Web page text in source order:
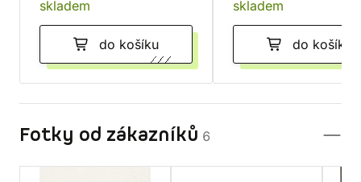
skladem
do košíku
skladem
do košíku
Fotky od zákazníků 6